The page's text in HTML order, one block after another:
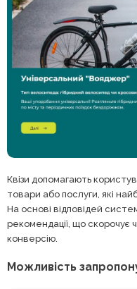
Квізи допомагають
товари або послуги, які
На основі відповідей
рекомендації, що скорочує
конверсію.
Можливість